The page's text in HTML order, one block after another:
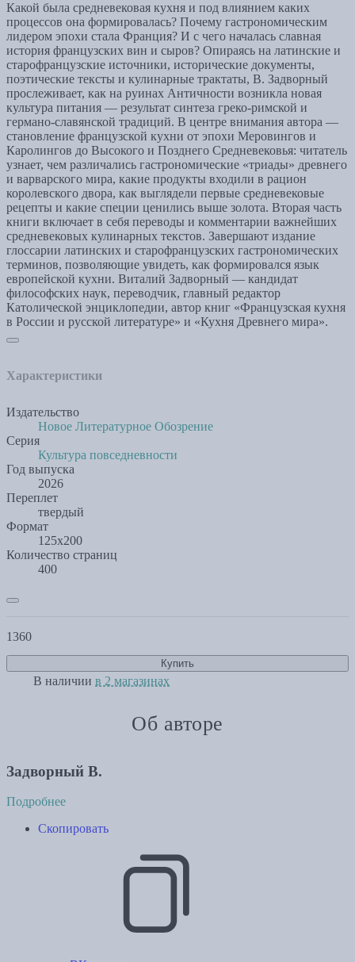
Какой была средневековая кухня и под влиянием каких
процессов она формировалась? Почему гастрономическим
лидером эпохи стала Франция? И с чего началась славная
история французских вин и сыров? Опираясь на латинские и
старофранцузские источники, исторические документы,
поэтические тексты и кулинарные трактаты, В. Задворный
прослеживает, как на руинах Античности возникла новая
культура питания — результат синтеза греко-римской и
германо-славянской традиций. В центре внимания автора —
становление французской кухни от эпохи Меровингов и
Каролингов до Высокого и Позднего Средневековья: читатель
узнает, чем различались гастрономические «триады» древнего
и варварского мира, какие продукты входили в рацион
королевского двора, как выглядели первые средневековые
рецепты и какие специи ценились выше золота. Вторая часть
книги включает в себя переводы и комментарии важнейших
средневековых кулинарных текстов. Завершают издание
глоссарии латинских и старофранцузских гастрономических
терминов, позволяющие увидеть, как формировался язык
европейской кухни. Виталий Задворный — кандидат
философских наук, переводчик, главный редактор
Католической энциклопедии, автор книг «Французская кухня
в России и русской литературе» и «Кухня Древнего мира».
Характеристики
Издательство
Новое Литературное Обозрение
Серия
Культура повседневности
Год выпуска
2026
Переплет
твердый
Формат
125х200
Количество страниц
400
1360
Купить
В наличии в 2 магазинах
Об авторе
Задворный В.
Подробнее
Скопировать